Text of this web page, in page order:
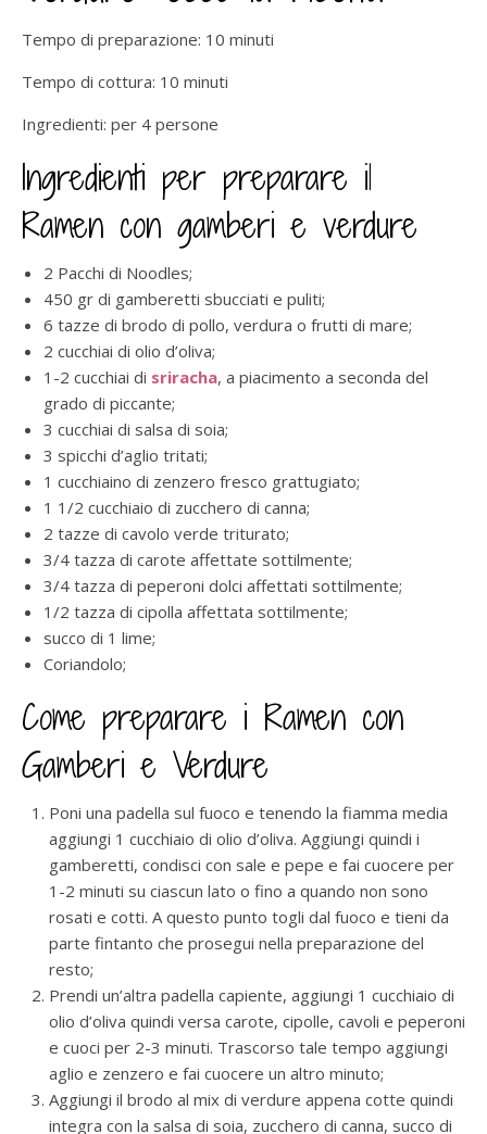
Tempo di preparazione: 10 minuti
Tempo di cottura: 10 minuti
Ingredienti: per 4 persone
Ingredienti per preparare il
Ramen con gamberi e verdure
2 Pacchi di Noodles;
450 gr di gamberetti sbucciati e puliti;
6 tazze di brodo di pollo, verdura o frutti di mare;
2 cucchiai di olio d’oliva;
1-2 cucchiai di sriracha, a piacimento a seconda del
grado di piccante;
3 cucchiai di salsa di soia;
3 spicchi d’aglio tritati;
1 cucchiaino di zenzero fresco grattugiato;
1 1/2 cucchiaio di zucchero di canna;
2 tazze di cavolo verde triturato;
3/4 tazza di carote affettate sottilmente;
3/4 tazza di peperoni dolci affettati sottilmente;
1/2 tazza di cipolla affettata sottilmente;
succo di 1 lime;
Coriandolo;
Come preparare i Ramen con
Gamberi e Verdure
Poni una padella sul fuoco e tenendo la fiamma media
aggiungi 1 cucchiaio di olio d’oliva. Aggiungi quindi i
gamberetti, condisci con sale e pepe e fai cuocere per
1-2 minuti su ciascun lato o fino a quando non sono
rosati e cotti. A questo punto togli dal fuoco e tieni da
parte fintanto che prosegui nella preparazione del
resto;
Prendi un’altra padella capiente, aggiungi 1 cucchiaio di
olio d’oliva quindi versa carote, cipolle, cavoli e peperoni
e cuoci per 2-3 minuti. Trascorso tale tempo aggiungi
aglio e zenzero e fai cuocere un altro minuto;
Aggiungi il brodo al mix di verdure appena cotte quindi
integra con la salsa di soia, zucchero di canna, succo di